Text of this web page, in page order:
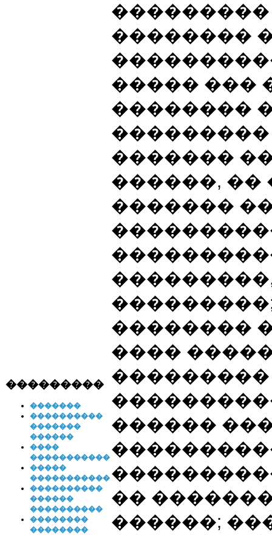
���������
�������
����������
�������
������
����
�����������
�����
�����������
����������
������
����������
��������
��������
��������
����� ���
��������
���������
�������
������, ��
�������
��������
����
������
��
������;